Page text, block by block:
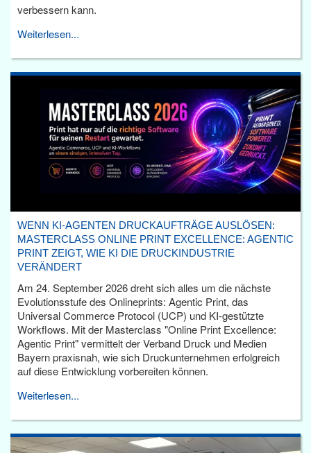
verbessern kann.
Weiterlesen...
WENN KI-AGENTEN DRUCKAUFTRÄGE AUSLÖSEN:
MASTERCLASS ONLINE PRINT EXCELLENCE: AGENTIC
PRINT ZEIGT, WIE KI DIE DRUCKINDUSTRIE
VERÄNDERT
Am 24. September 2026 dreht sich alles um die nächste
Evolutionsstufe des Onlineprints: Agentic Print, das
Universal Commerce Protocol (UCP) und KI-gestützte
Workflows. Mit der Masterclass "Online Print Excellence:
Agentic Print" vermittelt der Verband Druck und Medien
Bayern praxisnah, wie sich Druckunternehmen erfolgreich
auf diese Entwicklung vorbereiten können.
Weiterlesen...